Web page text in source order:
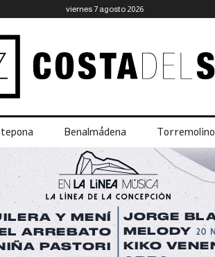
viernes 7 agosto 2026
Benalmádena